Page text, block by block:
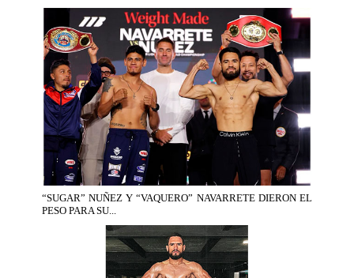
“SUGAR” NUÑEZ Y “VAQUERO” NAVARRETE DIERON EL
PESO PARA SU...